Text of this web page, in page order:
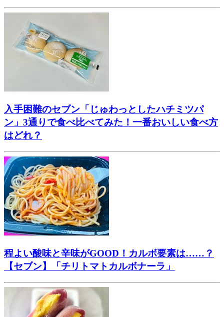
入手困難のセブン「じゅわっとしたハチミツパ
ン」3通りで食べ比べてみた！一番おいしい食べ方
はどれ？
程よい酸味と辛味がGOOD！カルボ要素は……？
【セブン】「チリトマトカルボナーラ」